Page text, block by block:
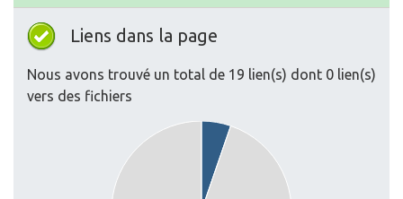
Liens dans la page
Nous avons trouvé un total de 19 lien(s) dont 0 lien(s)
vers des fichiers